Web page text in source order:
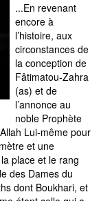
...En revenant
encore à
l’histoire, aux
circonstances de
la conception de
Fâtimatou-Zahra
(as) et de
l’annonce au
noble Prophète
Lui-même pour
et une
place et le rang
des Dames du
dont Boukhari, et